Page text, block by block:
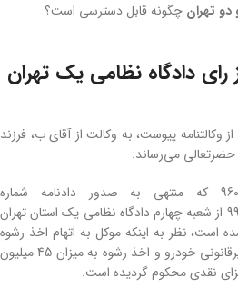
تهران چگونه قابل دسترسی است؟
رای دادگاه نظامی یک تهران
وکالتنامه پیوست، به وکالت از آقای ب، فرزند
در مورد پرونده کلاسه 9600491 که منتهی به صدور دادنامه شماره
9909979010400276 مورخ 99/09/25 از شعبه چهارم دادگاه نظامی یک استان تهران
99/10/07 ابلاغ شده است، نظر به اینکه موکل به اتهام اخذ رشوه
به مبلغ 80 میلیون ریال، توقیف غیرقانونی خودرو و اخذ رشوه به میزان 45 میلیون